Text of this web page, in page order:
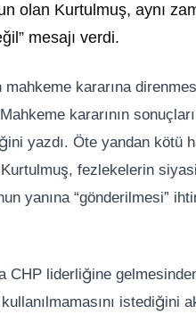
olan Kurtulmuş, aynı
mesajı verdi.
kararına
kararının
yazdı. Öte yandan kötü
fezlekelerin
yanına “gönderilmesi”
CHP liderliğine
istediğini